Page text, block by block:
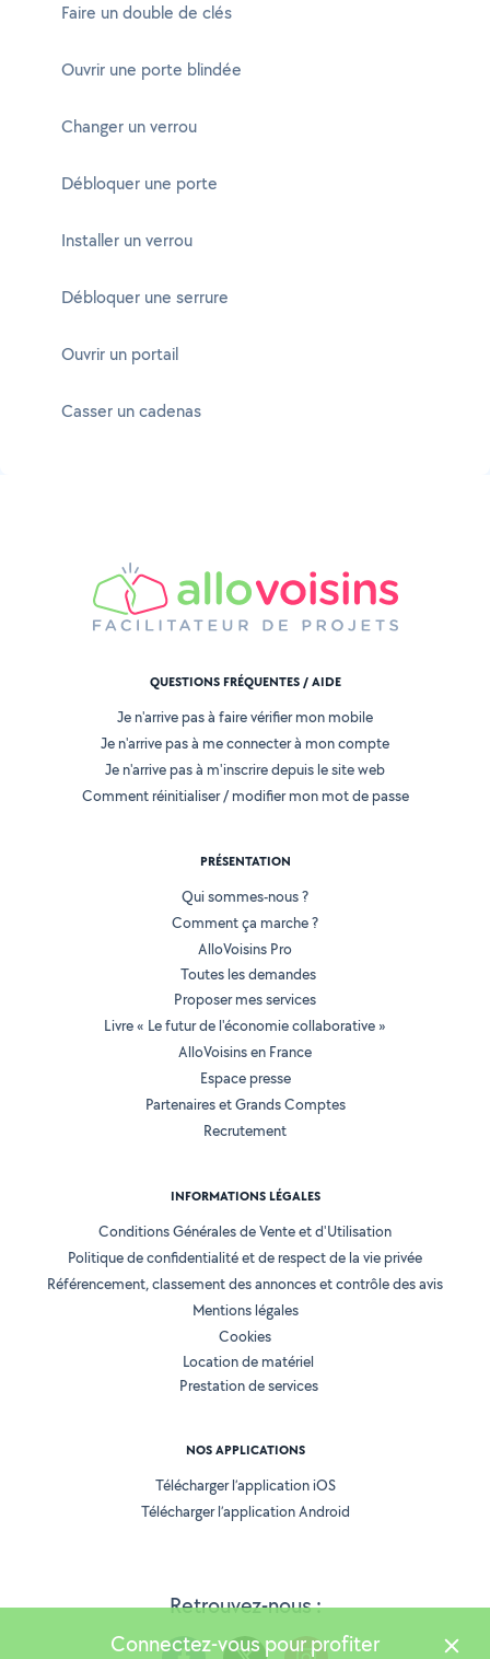
Faire un double de clés
Ouvrir une porte blindée
Changer un verrou
Débloquer une porte
Installer un verrou
Débloquer une serrure
Ouvrir un portail
Casser un cadenas
Retrouvez-nous :
QUESTIONS FRÉQUENTES / AIDE
Je n'arrive pas à faire vérifier mon mobile
Je n'arrive pas à me connecter à mon compte
Je n'arrive pas à m'inscrire depuis le site web
Comment réinitialiser / modifier mon mot de passe
PRÉSENTATION
Qui sommes-nous ?
Comment ça marche ?
AlloVoisins Pro
Toutes les demandes
Proposer mes services
Livre « Le futur de l'économie collaborative »
AlloVoisins en France
Espace presse
Partenaires et Grands Comptes
Recrutement
INFORMATIONS LÉGALES
Conditions Générales de Vente et d'Utilisation
Politique de confidentialité et de respect de la vie privée
Référencement, classement des annonces et contrôle des avis
Mentions légales
Cookies
Location de matériel
Prestation de services
NOS APPLICATIONS
Télécharger l’application iOS
Télécharger l’application Android
Connectez-vous pour profiter